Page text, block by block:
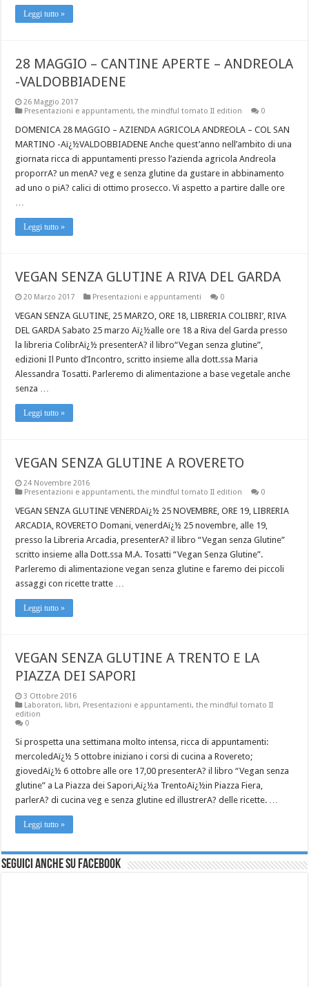
Leggi tutto »
28 MAGGIO – CANTINE APERTE – ANDREOLA
-VALDOBBIADENE
26 Maggio 2017
Presentazioni e appuntamenti,the mindful tomato II edition 0
DOMENICA 28 MAGGIO – AZIENDA AGRICOLA ANDREOLA – COL SAN
MARTINO -Aï¿½VALDOBBIADENE Anche quest’anno nell’ambito di una
giornata ricca di appuntamenti presso l’azienda agricola Andreola
proporrA? un menA? veg e senza glutine da gustare in abbinamento
ad uno o piA? calici di ottimo prosecco. Vi aspetto a partire dalle ore
Leggi tutto »
VEGAN SENZA GLUTINE A RIVA DEL GARDA
20 Marzo 2017 Presentazioni e appuntamenti 0
VEGAN SENZA GLUTINE, 25 MARZO, ORE 18, LIBRERIA COLIBRI’, RIVA
DEL GARDA Sabato 25 marzo Aï¿½alle ore 18 a Riva del Garda presso
la libreria ColibrAï¿½ presenterA? il libro“Vegan senza glutine”,
edizioni Il Punto d’Incontro, scritto insieme alla dott.ssa Maria
Alessandra Tosatti. Parleremo di alimentazione a base vegetale anche
senza …
Leggi tutto »
VEGAN SENZA GLUTINE A ROVERETO
24 Novembre 2016
Presentazioni e appuntamenti,the mindful tomato II edition 0
VEGAN SENZA GLUTINE VENERDAï¿½ 25 NOVEMBRE, ORE 19, LIBRERIA
ARCADIA, ROVERETO Domani, venerdAï¿½ 25 novembre, alle 19,
presso la Libreria Arcadia, presenterA? il libro “Vegan senza Glutine”
scritto insieme alla Dott.ssa M.A. Tosatti “Vegan Senza Glutine”.
Parleremo di alimentazione vegan senza glutine e faremo dei piccoli
assaggi con ricette tratte …
Leggi tutto »
VEGAN SENZA GLUTINE A TRENTO E LA
PIAZZA DEI SAPORI
3 Ottobre 2016
Laboratori, libri, Presentazioni e appuntamenti,the mindful tomato II
edition
0
Si prospetta una settimana molto intensa, ricca di appuntamenti:
mercoledAï¿½ 5 ottobre iniziano i corsi di cucina a Rovereto;
giovedAï¿½ 6 ottobre alle ore 17,00 presenterA? il libro “Vegan senza
glutine” a La Piazza dei Sapori,Aï¿½a TrentoAï¿½in Piazza Fiera,
parlerA? di cucina veg e senza glutine ed illustrerA? delle ricette. …
Leggi tutto »
Seguici anche su Facebook